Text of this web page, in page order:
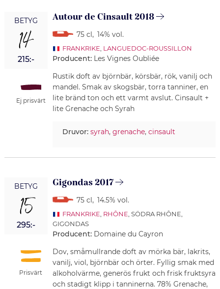
BETYG
14
215:-
Ej prisvärt
Autour de Cinsault 2018
75 cl, 14% vol.
FRANKRIKE LANGUEDOC-ROUSSILLON
Producent: Les Vignes Oubliée
Rustik doft av björnbär, körsbär, rök, vanilj och
mandel. Smak av skogsbär, torra tanniner, en
lite bränd ton och ett varmt avslut. Cinsault +
lite Grenache och Syrah
Druvor: syrah, grenache, cinsault
BETYG
15
295:-
Prisvärt
Gigondas 2017
75 cl, 14.5% vol.
FRANKRIKE RHÔNE , SÖDRA RHÔNE,
GIGONDAS
Producent: Domaine du Cayron
Dov, småmullrande doft av mörka bär, lakrits,
vanilj, viol, björnbär och örter. Fyllig smak med
alkoholvärme, generös frukt och frisk fruktsyra
och stadigt klipp i tanninerna. 78% Grenache,